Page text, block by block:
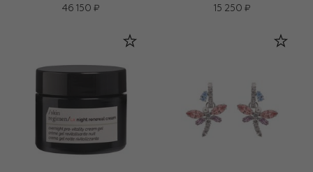
46 150 ₽
15 250 ₽